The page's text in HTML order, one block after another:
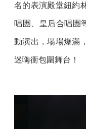
名的表演殿堂紐約
唱團、皇后合唱團
動演出，場場爆滿
迷嗨衝包圍舞台！